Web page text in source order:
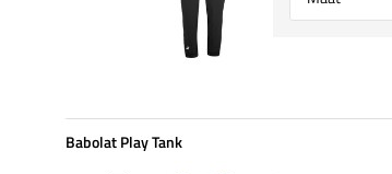
Babolat Play Tank